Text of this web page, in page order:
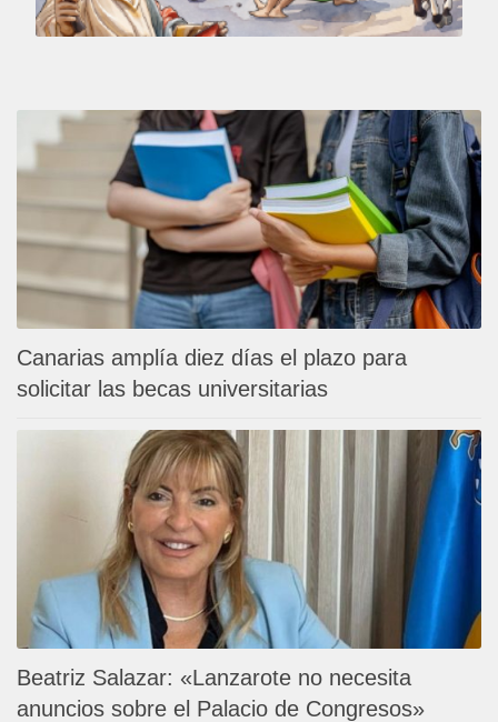
Canarias amplía diez días el plazo para
solicitar las becas universitarias
Beatriz Salazar: «Lanzarote no necesita
anuncios sobre el Palacio de Congresos»